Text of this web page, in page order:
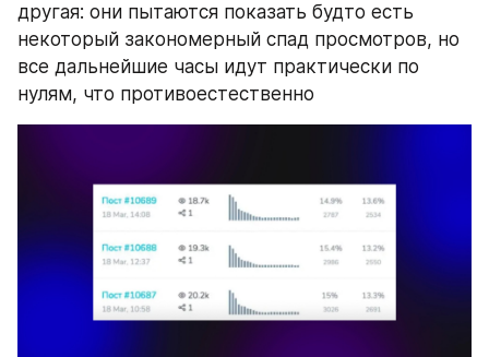
другая: они пытаются показать будто есть
некоторый закономерный спад просмотров, но
все дальнейшие часы идут практически по
нулям, что противоестественно